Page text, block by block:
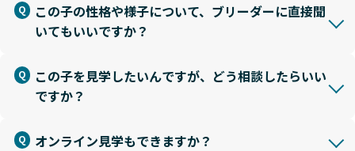
この子の性格や様子について、ブリーダーに直接聞
いてもいいですか？
この子を見学したいんですが、どう相談したらいい
ですか？
オンライン見学もできますか？